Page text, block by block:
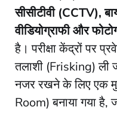
सीसीटीवी (CCTV),
वीडियोग्राफी और
है। परीक्षा केंद्रों पर
तलाशी (Frisking) ली
नजर रखने के लिए एक
Room) बनाया गया है,